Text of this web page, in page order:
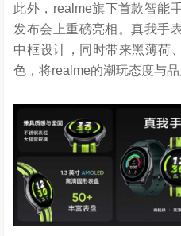
此外，realme旗下首款智
发布会上重磅亮相。真我手
中框设计，同时带来黑薄荷
色，将realme的潮玩态度与